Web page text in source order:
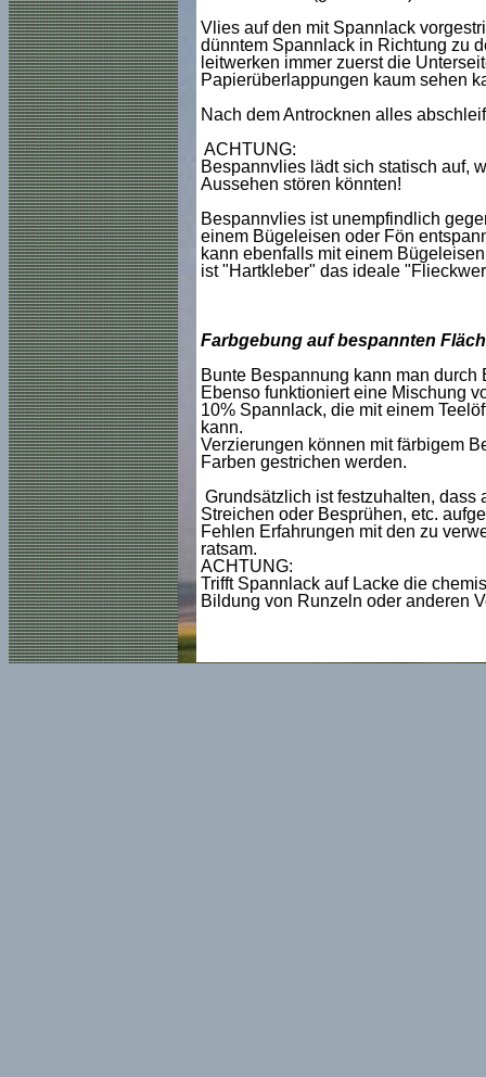
Vlies auf den mit Spannlack
dünntem Spannlack in Richtung zu
leitwerken immer zuerst die
Papierüberlappungen kaum sehen
Nach dem Antrocknen alles
ACHTUNG:
Bespannvlies lädt sich statisch auf,
Aussehen stören könnten!
Bespannvlies ist unempfindlich
einem Bügeleisen oder Fön
kann ebenfalls mit einem
ist "Hartkleber" das ideale
Farbgebung auf bespannten
Bunte Bespannung kann man
Ebenso funktioniert eine Mischung
10% Spannlack, die mit einem
kann.
Verzierungen können mit färbigem
Farben gestrichen werden.
Grundsätzlich ist festzuhalten,
Streichen oder Besprühen, etc.
Fehlen Erfahrungen mit den zu
ratsam.
ACHTUNG:
Trifft Spannlack auf Lacke die
Bildung von Runzeln oder anderen